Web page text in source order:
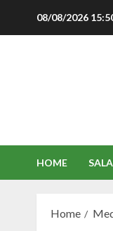
08/08/2026
HOME
Home